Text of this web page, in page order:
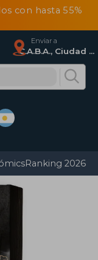
con hasta 55%
Enviar a
C.A.B.A., Ciudad Autónoma De Buenos Aires
Ranking 2026